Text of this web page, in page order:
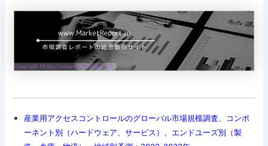
産業用アクセスコントロールのグローバル市場規模調査、コンポ
ーネント別（ハードウェア、サービス）、エンドユーズ別（製